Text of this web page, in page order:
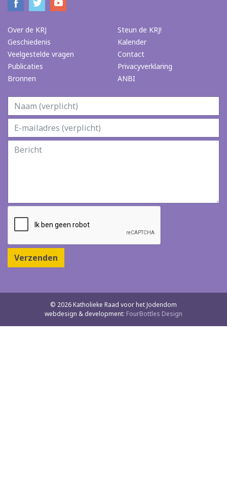
Over de KRJ
Geschiedenis
Veelgestelde vragen
Publicaties
Bronnen
Steun de KRJ!
Kalender
Contact
Privacyverklaring
ANBI
Verzenden
© 2026 Katholieke Raad voor het Jodendom
webdesign & development: FourBottles Design